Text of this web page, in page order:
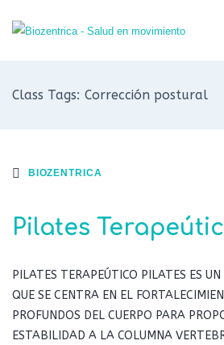
Class Tags: Corrección postural
BIOZENTRICA
Pilates
PILATES TERAPEÚTICO PILATES ES
QUE SE CENTRA EN EL
PROFUNDOS DEL CUERPO PARA
ESTABILIDAD A LA COLUMNA